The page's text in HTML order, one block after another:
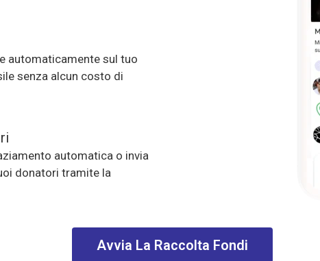
automaticamente sul tuo
senza alcun costo di
automatica o invia
donatori tramite la
Avvia La Raccolta Fondi